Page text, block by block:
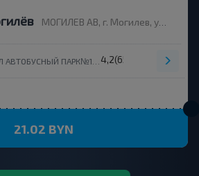
МОГИЛЕВ АВ, г. Могилев, ул. Ленинская 93, Беларусь
4,2(65)
21.02 BYN